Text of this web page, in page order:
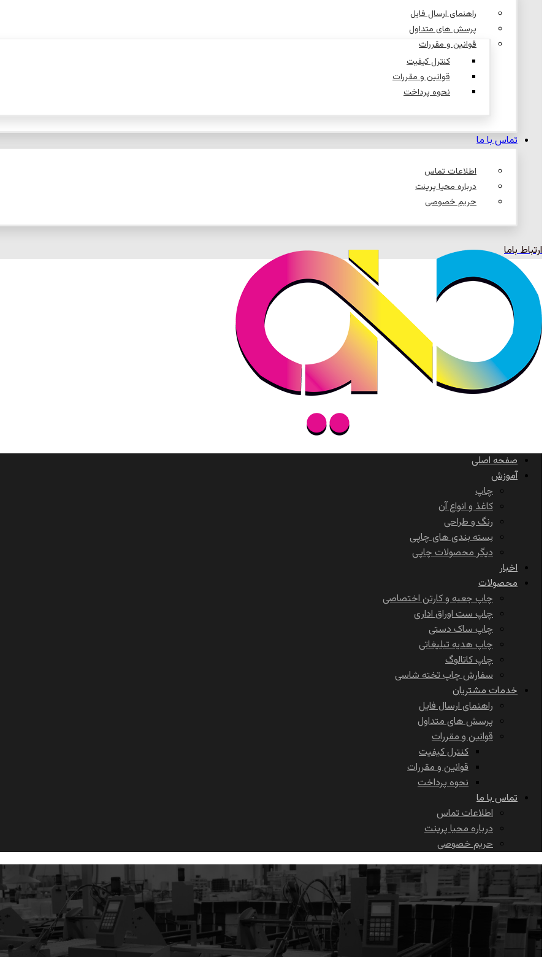
راهنمای ارسال فایل
پرسش های متداول
قوانین و مقررات
کنترل کیفیت
قوانین و مقررات
نحوه پرداخت
تماس با ما
اطلاعات تماس
درباره محیا پرینت
حریم خصوصی
ارتباط باما
صفحه اصلی
آموزش
چاپ
کاغذ و انواع آن
رنگ و طراحی
بسته بندی های چاپی
دیگر محصولات چاپی
اخبار
محصولات
چاپ جعبه و کارتن اختصاصی
چاپ ست اوراق اداری
چاپ ساک دستی
چاپ هدیه تبلیغاتی
چاپ کاتالوگ
سفارش چاپ تخته شاسی
خدمات مشتریان
راهنمای ارسال فایل
پرسش های متداول
قوانین و مقررات
کنترل کیفیت
قوانین و مقررات
نحوه پرداخت
تماس با ما
اطلاعات تماس
درباره محیا پرینت
حریم خصوصی